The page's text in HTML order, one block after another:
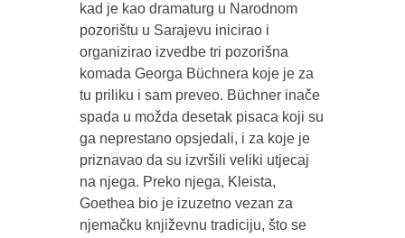
kad je kao dramaturg u Narodnom
pozorištu u Sarajevu inicirao i
organizirao izvedbe tri pozorišna
komada Georga Büchnera koje je za
tu priliku i sam preveo. Büchner inače
spada u možda desetak pisaca koji su
ga neprestano opsjedali, i za koje je
priznavao da su izvršili veliki utjecaj
na njega. Preko njega, Kleista,
Goethea bio je izuzetno vezan za
njemačku književnu tradiciju, što se